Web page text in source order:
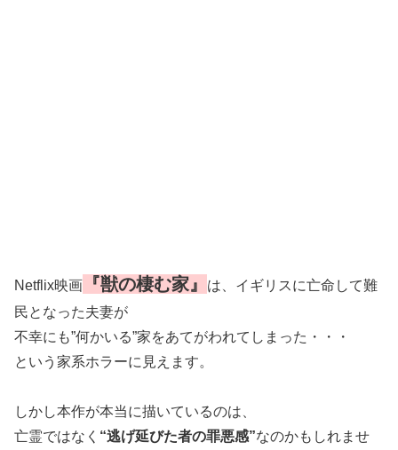
Netflix映画 『獣の棲む家』
は、イギリスに亡命して難
民となった夫妻が
不幸にも”何かいる”家をあてがわれてしまった・・・
という家系ホラーに見えます。
しかし本作が本当に描いているのは、
亡霊ではなく “逃げ延びた者の罪悪感”なのかもしれませ